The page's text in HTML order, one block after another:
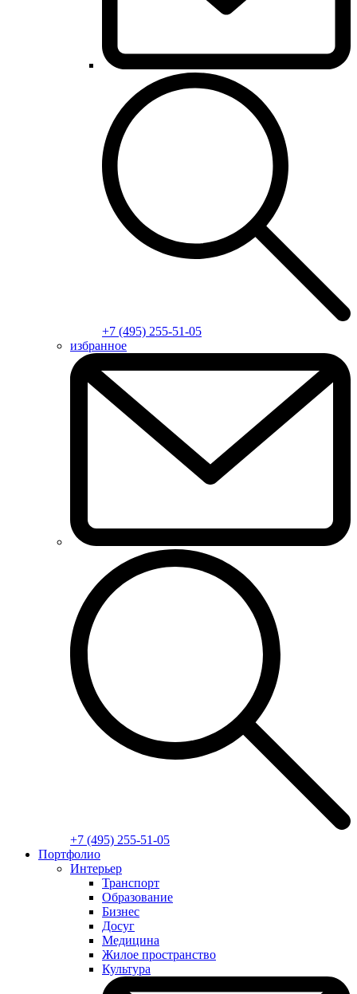
+7 (495) 255-51-05
избранное
+7 (495) 255-51-05
Портфолио
Интерьер
Транспорт
Образование
Бизнес
Досуг
Медицина
Жилое пространство
Культура